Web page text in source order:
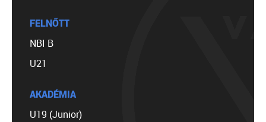
FELNŐTT
NBI B
U21
AKADÉMIA
U19 (Junior)